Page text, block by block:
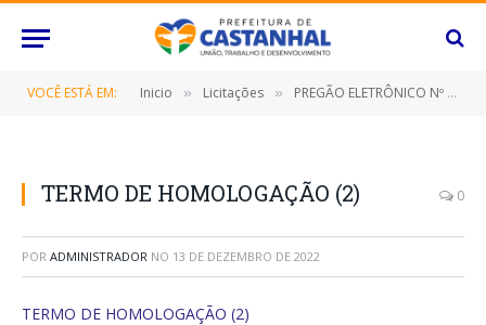
VOCÊ ESTÁ EM: Inicio » Licitações » PREGÃO ELETRÔNICO Nº 092/2022-SRP (CONTRATAÇÃO DE EMPRESA ESPECIALIZADA NA PRESTAÇÃO DE SERVIÇOS DE COFFEE BREAK)
TERMO DE HOMOLOGAÇÃO (2) 0
POR ADMINISTRADOR NO 13 DE DEZEMBRO DE 2022
TERMO DE HOMOLOGAÇÃO (2)